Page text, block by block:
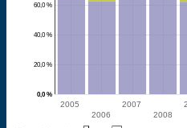
20,0 %
40,0 %
60,0 %
0,0 %
2005 2007
2006
2008